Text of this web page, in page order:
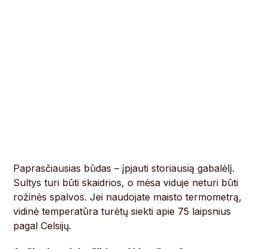
Paprasčiausias būdas – įpjauti storiausią gabalėlį.
Sultys turi būti skaidrios, o mėsa viduje neturi būti
rožinės spalvos. Jei naudojate maisto termometrą,
vidinė temperatūra turėtų siekti apie 75 laipsnius
pagal Celsijų.